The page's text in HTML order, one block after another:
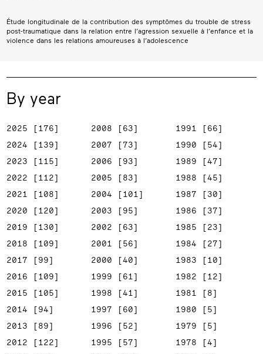
Étude longitudinale de la contribution des symptômes du trouble de stress
post-traumatique dans la relation entre l’agression sexuelle à l’enfance et la
violence dans les relations amoureuses à l’adolescence
By year
2025 [176]
2024 [139]
2023 [115]
2022 [112]
2021 [108]
2020 [120]
2019 [130]
2018 [109]
2017 [99]
2016 [109]
2015 [105]
2014 [94]
2013 [89]
2012 [122]
2008 [63]
2007 [73]
2006 [93]
2005 [83]
2004 [101]
2003 [95]
2002 [63]
2001 [56]
2000 [40]
1999 [61]
1998 [41]
1997 [60]
1996 [52]
1995 [57]
1991 [66]
1990 [54]
1989 [47]
1988 [45]
1987 [30]
1986 [37]
1985 [23]
1984 [27]
1983 [10]
1982 [12]
1981 [8]
1980 [5]
1979 [5]
1978 [4]